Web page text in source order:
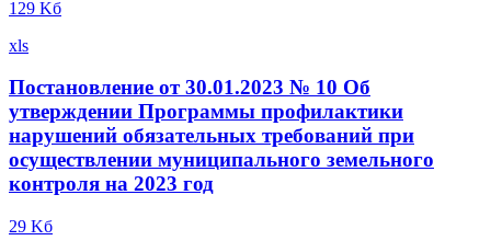
129 Kб
xls
Постановление от 30.01.2023 № 10 Об
утверждении Программы профилактики
нарушений обязательных требований при
осуществлении муниципального земельного
контроля на 2023 год
29 Kб